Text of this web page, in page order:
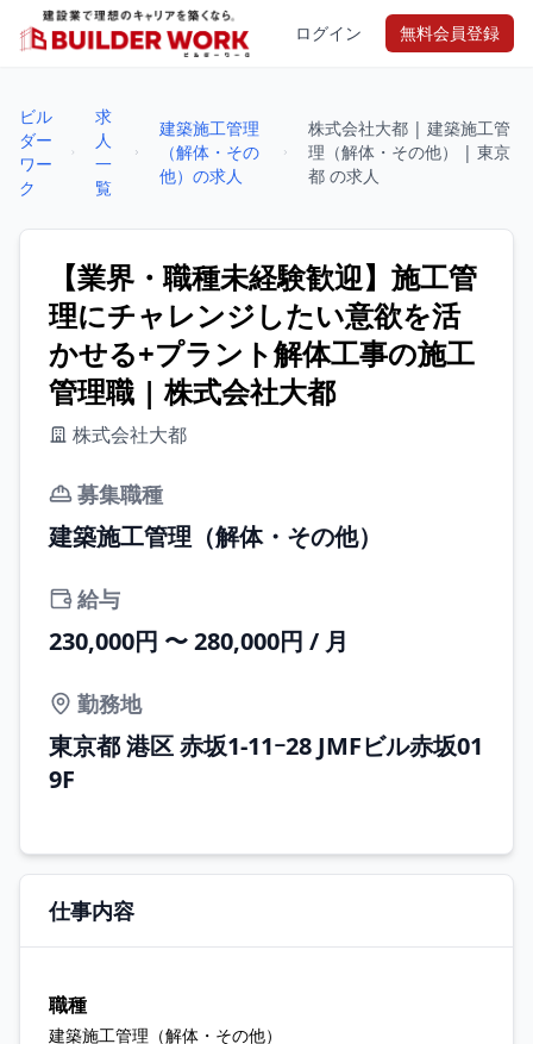
ログイン 無料会員登録
ビル
ダー
ワー
ク
求
人
一
覧
建築施工管理
（解体・その
他）の求人
株式会社大都 | 建築施工管
理（解体・その他） | 東京
都 の求人
【業界・職種未経験歓迎】施工管
理にチャレンジしたい意欲を活
かせる+プラント解体工事の施工
管理職 | 株式会社大都
株式会社大都
募集職種
建築施工管理（解体・その他）
給与
230,000円 〜 280,000円 / 月
勤務地
東京都 港区 赤坂1-11ｰ28 JMFビル赤坂01
9F
仕事内容
職種
建築施工管理（解体・その他）